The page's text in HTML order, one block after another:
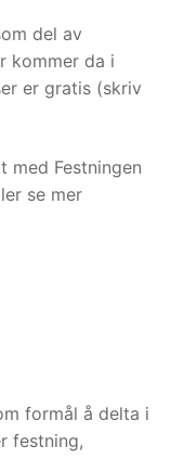
del av
kommer da i
er gratis (skriv
med Festningen
se mer
formål å delta i
festning,